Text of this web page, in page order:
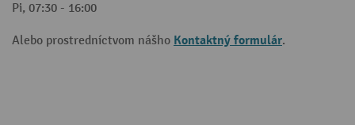
Pi, 07:30 - 16:00
Alebo prostredníctvom nášho Kontaktný formulár.